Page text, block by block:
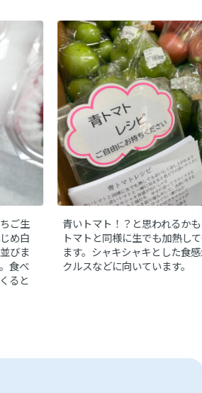
ご生
め白
びま
食べ
ると
青いトマト！？と思われるか
トマトと同様に生でも加熱し
ます。シャキシャキとした食
クルスなどに向いています。